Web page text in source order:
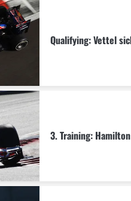
Qualifying: Vettel
3. Training: